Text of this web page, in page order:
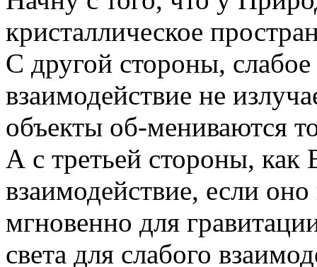
кристаллическое
С другой стороны,
взаимодействие не
объекты об-мениваются
А с третьей стороны,
взаимодействие, если
мгновенно для
света для слабого